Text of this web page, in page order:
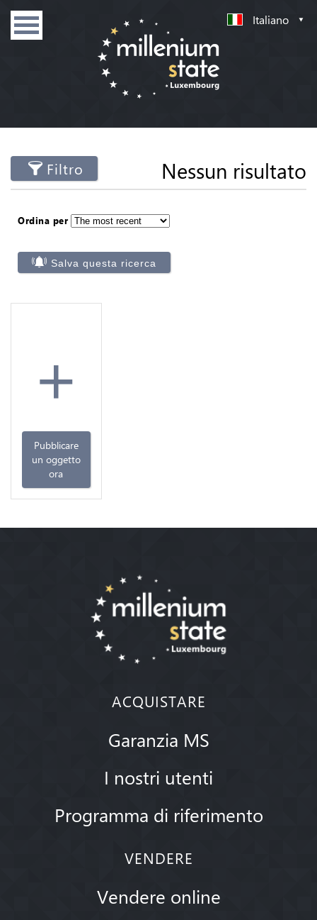
Italiano
Filtro Nessun risultato
Ordina per
Salva questa ricerca
+
Pubblicare
un oggetto
ora
ACQUISTARE
Garanzia MS
I nostri utenti
Programma di riferimento
VENDERE
Vendere online